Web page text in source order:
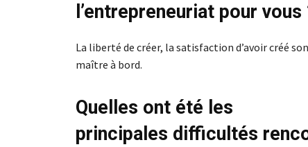
l’entrepreneuriat pour vous
La liberté de créer, la satisfaction d’avoir créé
maître à bord.
Quelles ont été les
principales difficultés